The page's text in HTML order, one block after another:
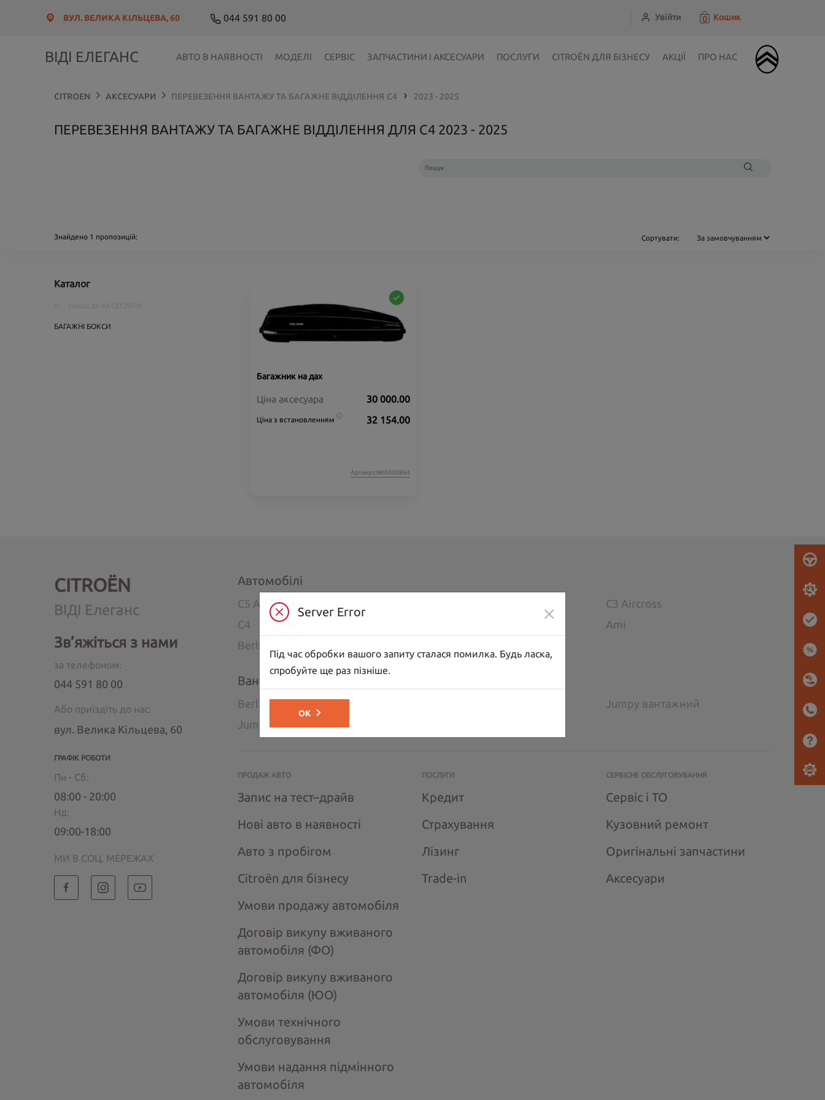
ВУЛ. ВЕЛИКА КІЛЬЦЕВА, 60 044 591 80 00 Увійти 0 Кошик
ВІДІ ЕЛЕГАНС АВТО В НАЯВНОСТІ МОДЕЛІ СЕРВІС ЗАПЧАСТИНИ І АКСЕСУАРИ ПОСЛУГИ CITROЁN ДЛЯ БІЗНЕСУ АКЦІЇ ПРО НАС
CITROEN АКСЕСУАРИ ПЕРЕВЕЗЕННЯ ВАНТАЖУ ТА БАГАЖНЕ ВІДДІЛЕННЯ C4 ❯ 2023 - 2025
ПЕРЕВЕЗЕННЯ ВАНТАЖУ ТА БАГАЖНЕ ВІДДІЛЕННЯ ДЛЯ C4 2023 - 2025
Знайдено 1 пропозицій: Сортувати:
Каталог
БАГАЖНІ БОКСИ
Багажник на дах
Ціна аксесуара 30 000.00
Ціна з встановленням 32 154.00
Артикул:N00000864
CITROËN
ВІДІ Елеганс
Зв’яжіться з нами
за телефоном:
044 591 80 00
Або приїздіть до нас:
вул. Велика Кільцева, 60
ГРАФІК РОБОТИ
Пн - Сб:
08:00 - 20:00
Нд:
09:00-18:00
МИ В СОЦ. МЕРЕЖАХ
Автомобілі
C5 Aircross
C3 Aircross
C4
Ami
Berlingo пасажирський
Вантажні автомобілі
Berlingo вантажно-пас.
Jumpy вантажний
Jumper
ПРОДАЖ АВТО
Запис на тест–драйв
Нові авто в наявності
Авто з пробігом
Citroёn для бізнесу
Умови продажу автомобіля
Договір викупу вживаного
автомобіля (ФО)
Договір викупу вживаного
автомобіля (ЮО)
Умови технічного
обслуговування
Умови надання підмінного
автомобіля
ПОСЛУГИ
Кредит
Страхування
Лізинг
Trade-in
СЕРВІСНЕ ОБСЛУГОВУВАННЯ
Сервіс і ТО
Кузовний ремонт
Оригінальні запчастини
Аксесуари
Server Error ×
Під час обробки вашого запиту сталася помилка. Будь ласка,
спробуйте ще раз пізніше.
ОК